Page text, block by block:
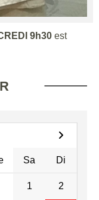
9h30 est
Sa Di
1 2